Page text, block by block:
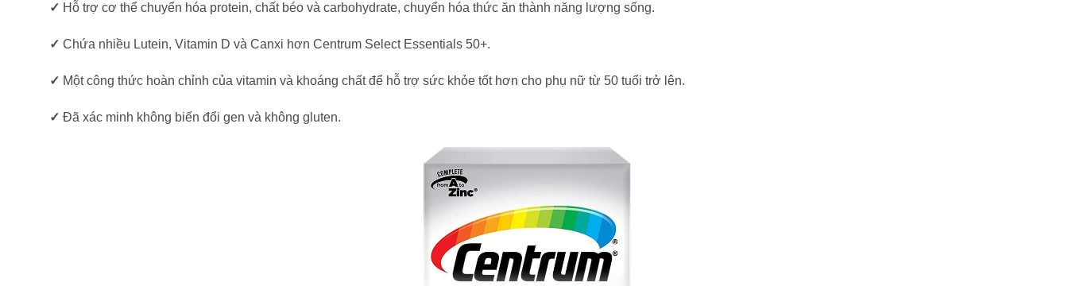
✓ Hỗ trợ cơ thể chuyển hóa protein, chất béo và carbohydrate, chuyển hóa thức ăn thành năng lượng sống.
✓ Chứa nhiều Lutein, Vitamin D và Canxi hơn Centrum Select Essentials 50+.
✓ Một công thức hoàn chỉnh của vitamin và khoáng chất để hỗ trợ sức khỏe tốt hơn cho phụ nữ từ 50 tuổi trở lên.
✓ Đã xác minh không biến đổi gen và không gluten.